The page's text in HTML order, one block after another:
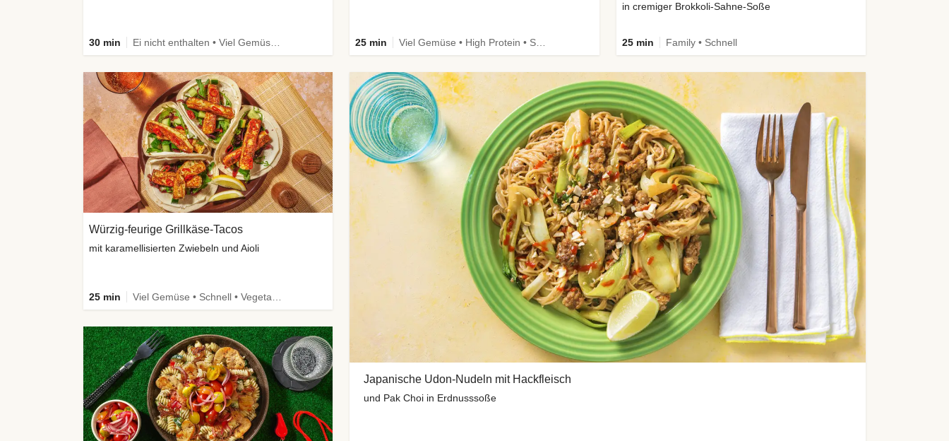
Japanische Udon-Nudeln mit Hackfleisch
und Pak Choi in Erdnusssoße
30 min 25 min
in cremiger Brokkoli-Sahne-Soße
25 min Family • Schnell
Würzig-feurige Grillkäse-Tacos
mit karamellisierten Zwiebeln und Aioli
25 min